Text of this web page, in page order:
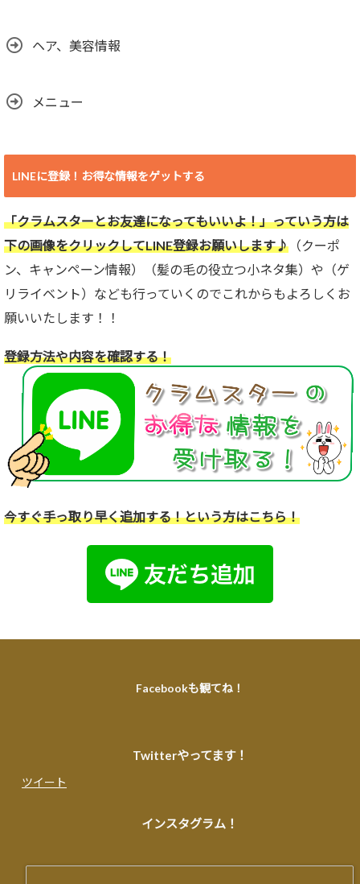
ヘア、美容情報
メニュー
LINEに登録！お得な情報をゲットする
「クラムスターとお友達になってもいいよ！」っていう方は
下の画像をクリックしてLINE登録お願いします♪ （クーポ
ン、キャンペーン情報）（髪の毛の役立つ小ネタ集）や（ゲ
リライベント）なども行っていくのでこれからもよろしくお
願いいたします！！
登録方法や内容を確認する！
今すぐ手っ取り早く追加する！という方はこちら！
Facebookも観てね！
Twitterやってます！
ツイート
インスタグラム！